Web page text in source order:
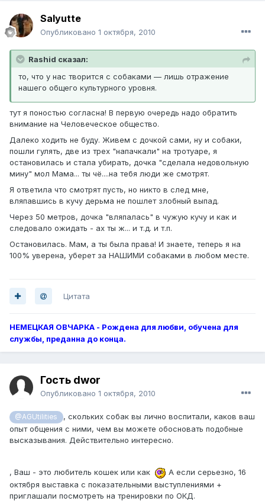
Salyutte
Опубликовано 1 октября, 2010
Rashid сказал:
то, что у нас творится с собаками — лишь отражение
нашего общего культурного уровня.
тут я поностью согласна! В первую очередь надо обратить
внимание на Человеческое общество.
Далеко ходить не буду. Живем с дочкой сами, ну и собаки,
пошли гулять, две из трех "напачкали" на тротуаре, я
остановилась и стала убирать, дочка "сделала недовольную
мину" мол Мама... ты чё....на тебя люди же смотрят.
Я ответила что смотрят пусть, но никто в след мне,
вляпавшись в кучу дерьма не пошлет злобный выпад.
Через 50 метров, дочка "вляпалась" в чужую кучу и как и
следовало ожидать - ах ты ж... и т.д. и т.п.
Остановилась. Мам, а ты была права! И знаете, теперь я на
100% уверена, уберет за НАШИМИ собаками в любом месте.
Цитата
НЕМЕЦКАЯ ОВЧАРКА - Рождена для любви, обучена для
службы, преданна до конца.
Гость dwor
Опубликовано 1 октября, 2010
@AGUtilities
, скольких собак вы лично воспитали, каков ваш
опыт общения с ними, чем вы можете обосновать подобные
высказывания. Действительно интересно.
, Ваш - это любитель кошек или как
А если серьезно, 16
октября выставка с показательными выступлениями +
приглашали посмотреть на тренировки по ОКД.